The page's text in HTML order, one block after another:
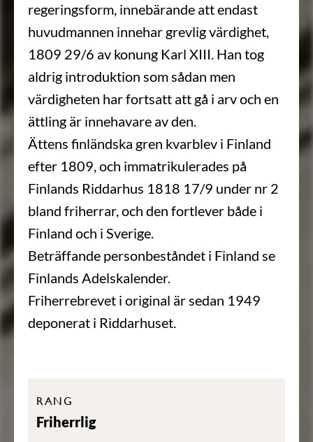
regeringsform, innebärande att endast
huvudmannen innehar grevlig värdighet,
1809 29/6 av konung Karl XIII. Han tog
aldrig introduktion som sådan men
värdigheten har fortsatt att gå i arv och en
ättling är innehavare av den.
Ättens finländska gren kvarblev i Finland
efter 1809, och immatrikulerades på
Finlands Riddarhus 1818 17/9 under nr 2
bland friherrar, och den fortlever både i
Finland och i Sverige.
Beträffande personbeståndet i Finland se
Finlands Adelskalender.
Friherrebrevet i original är sedan 1949
deponerat i Riddarhuset.
RANG
Friherrlig